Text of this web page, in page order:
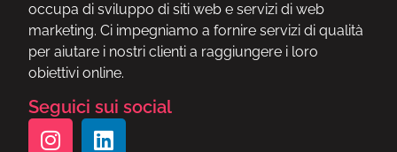
occupa di sviluppo di siti web e servizi di web
marketing. Ci impegniamo a fornire servizi di qualità
per aiutare i nostri clienti a raggiungere i loro
obiettivi online.
Seguici sui social